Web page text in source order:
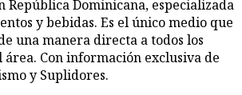
República Dominicana, especializada
y bebidas. Es el único medio que
una manera directa a todos los
Con información exclusiva de
y Suplidores.